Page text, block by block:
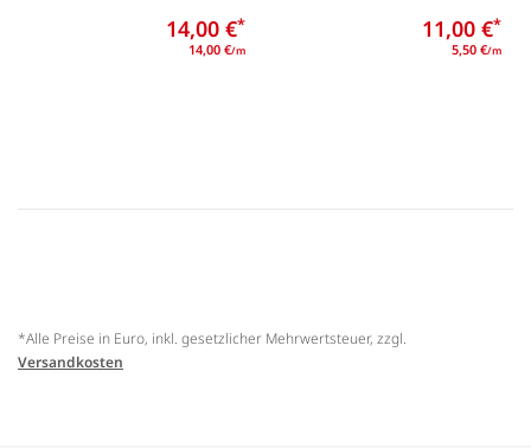
14,00 €*
14,00 €/m
11,00 €*
5,50 €/m
*Alle Preise in Euro, inkl. gesetzlicher Mehrwertsteuer, zzgl.
Versandkosten